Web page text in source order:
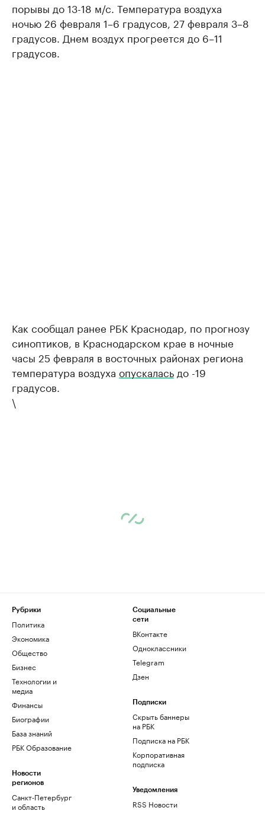
порывы до 13-18 м/с. Температура воздуха
ночью 26 февраля 1–6 градусов, 27 февраля 3–8
градусов. Днем воздух прогреется до 6–11
градусов.
Как сообщал ранее РБК Краснодар, по прогнозу
синоптиков, в Краснодарском крае в ночные
часы 25 февраля в восточных районах региона
температура воздуха опускалась до -19
градусов.
\
Рубрики
Политика
Экономика
Общество
Бизнес
Технологии и
медиа
Финансы
Биографии
База знаний
РБК Образование
Новости
регионов
Санкт-Петербург
и область
Социальные
сети
ВКонтакте
Одноклассники
Telegram
Дзен
Подписки
Скрыть баннеры
на РБК
Подписка на РБК
Корпоративная
подписка
Уведомления
RSS Новости